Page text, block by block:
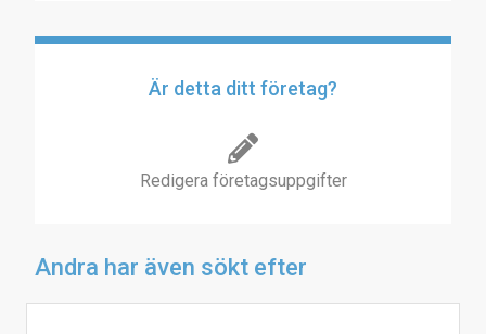
Är detta ditt företag?
Redigera företagsuppgifter
Andra har även sökt efter